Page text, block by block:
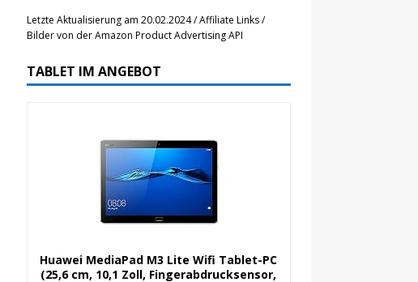
Letzte Aktualisierung am 20.02.2024 / Affiliate Links /
Bilder von der Amazon Product Advertising API
TABLET IM ANGEBOT
Huawei MediaPad M3 Lite Wifi Tablet-PC
(25,6 cm, 10,1 Zoll, Fingerabdrucksensor,